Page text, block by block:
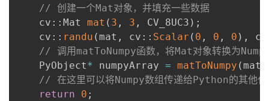
// 创建一个Mat对象，并填充一些数据
    cv
:: Mat mat ( 3 , 3 , CV_8UC3 ) ;
    cv
:: randu ( mat , cv :: Scalar ( 0 , 0 , 0 ) , cv
// 调用matToNumpy函数，将Mat对象转换为
    PyObject
* numpyArray = matToNumpy ( mat
// 在这里可以将Numpy数组传递给Python的其他代
return
0 ;